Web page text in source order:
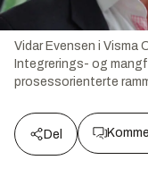
Vidar Evensen i Visma
Integrerings- og
prosessorienterte
Del